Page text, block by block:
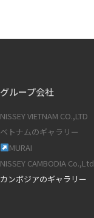
グループ会社
NISSEY VIETNAM CO.,LTD
ベトナムのギャラリー
MURAI
NISSEY CAMBODIA Co.,Ltd
カンボジアのギャラリー